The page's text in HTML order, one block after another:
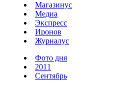
Магазинус
Медиа
Экспресс
Иронов
Журналус
Фото дня
2011
Сентябрь